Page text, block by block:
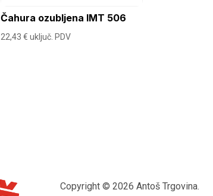
Čahura ozubljena IMT 506
22,43€ uključ. PDV
Copyright © 2026 Antoš Trgovina.